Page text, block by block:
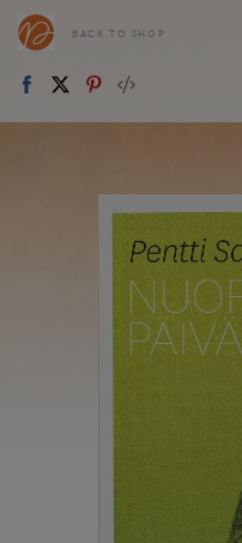
BACK TO SHOP